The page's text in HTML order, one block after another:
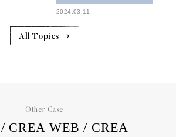
2024.03.11
All Topics
Other Case
CREA WEB / CREA